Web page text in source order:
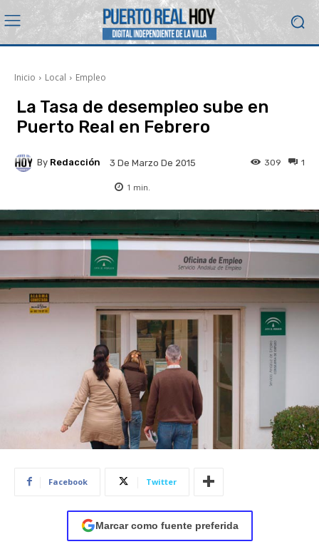
Inicio Local Empleo
La Tasa de desempleo sube en
Puerto Real en Febrero
By Redacción 3 De Marzo De 2015 1
309
1 min.
Facebook Twitter
Marcar como fuente preferida